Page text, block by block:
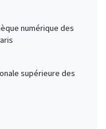
numérique des
supérieure des